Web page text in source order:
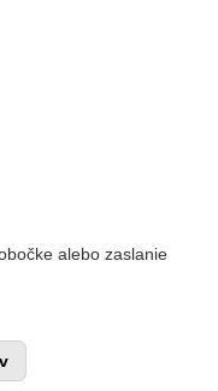
alebo zaslanie